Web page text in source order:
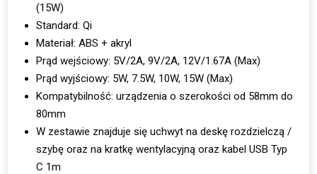
(15W)
Standard: Qi
Materiał: ABS + akryl
Prąd wejściowy: 5V/2A, 9V/2A, 12V/1.67A (Max)
Prąd wyjściowy: 5W, 7.5W, 10W, 15W (Max)
Kompatybilność: urządzenia o szerokości od 58mm do
80mm
W zestawie znajduje się uchwyt na deskę rozdzielczą /
szybę oraz na kratkę wentylacyjną oraz kabel USB Typ
C 1m